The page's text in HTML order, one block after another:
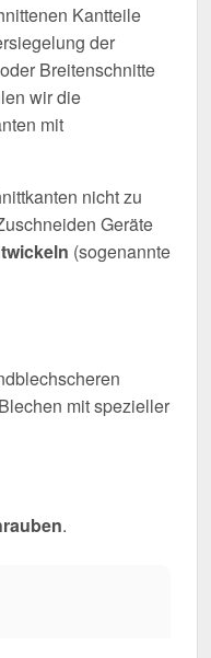
Kantteile
der
Breitenschnitte
wir die
mit
nicht zu
Geräte
(sogenannte
mit spezieller
.